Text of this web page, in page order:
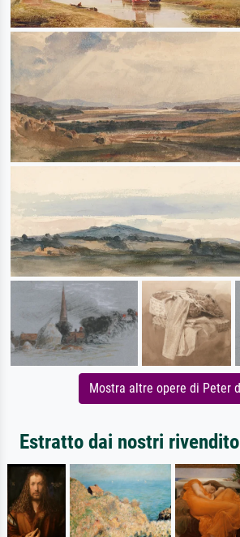
Mostra altre opere di Peter
Estratto dai nostri